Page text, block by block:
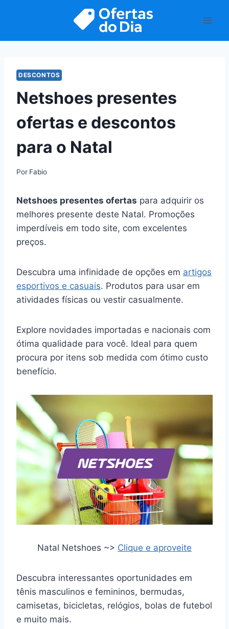
DESCONTOS
Netshoes presentes
ofertas e descontos
para o Natal
Por Fabio
Netshoes presentes ofertas para adquirir os
melhores presente deste Natal. Promoções
imperdíveis em todo site, com excelentes
preços.
Descubra uma infinidade de opções em artigos
esportivos e casuais. Produtos para usar em
atividades físicas ou vestir casualmente.
Explore novidades importadas e nacionais com
ótima qualidade para você. Ideal para quem
procura por itens sob medida com ótimo custo
benefício.
Natal Netshoes ~> Clique e aproveite
Descubra interessantes oportunidades em
tênis masculinos e femininos, bermudas,
camisetas, bicicletas, relógios, bolas de futebol
e muito mais.